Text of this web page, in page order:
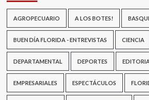
AGROPECUARIO A LOS BOTES!
BUEN DÍA FLORIDA - ENTREVISTAS CIENCIA
DEPARTAMENTAL DEPORTES
EMPRESARIALES ESPECTÁCULOS